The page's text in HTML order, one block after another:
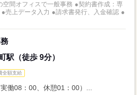
空間オフィスで一般事務 ●契約書作成：専
売上データ入力 ●請求書発行、入金確認 ●
駅（徒歩 9分）
全額支給
働08：00、休憩01：00）...